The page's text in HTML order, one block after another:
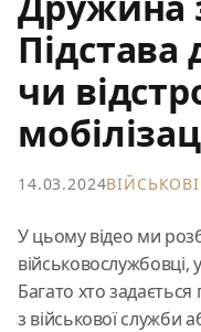
Підстава
чи
14.03.2024
У цьому відео ми
військовослужбовці,
Багато хто
з військової служби